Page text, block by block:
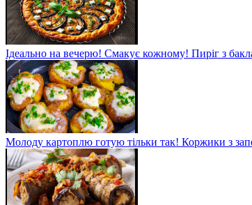
Ідеально на вечерю! Смакує кожному! Пиріг з
Молоду картоплю готую тільки так! Коржики з